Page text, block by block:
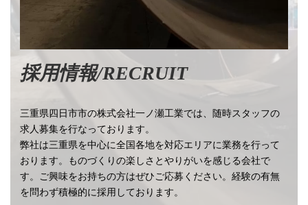
採用情報/RECRUIT
三重県四日市市の株式会社一ノ瀬工業では、随時スタッフの
求人募集を行なっております。
弊社は三重県を中心に全国各地を対応エリアに業務を行って
おります。ものづくりの楽しさとやりがいを感じる会社で
す。ご興味をお持ちの方はぜひご応募ください。経験の有無
を問わず積極的に採用しております。